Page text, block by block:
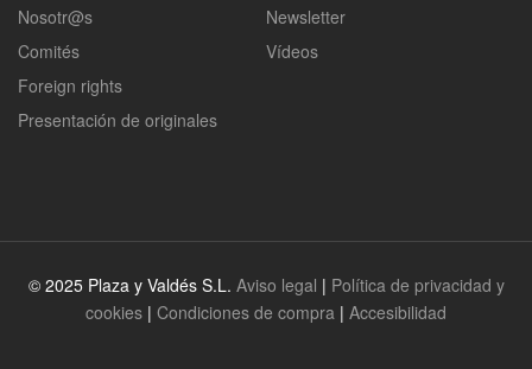
Nosotr@s
Comités
Foreign rights
Presentación de originales
Newsletter
Vídeos
© 2025 Plaza y Valdés S.L. Aviso legal | Política de privacidad y
cookies | Condiciones de compra | Accesibilidad